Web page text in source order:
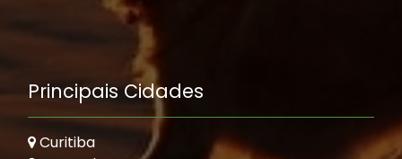
Principais Cidades
Curitiba